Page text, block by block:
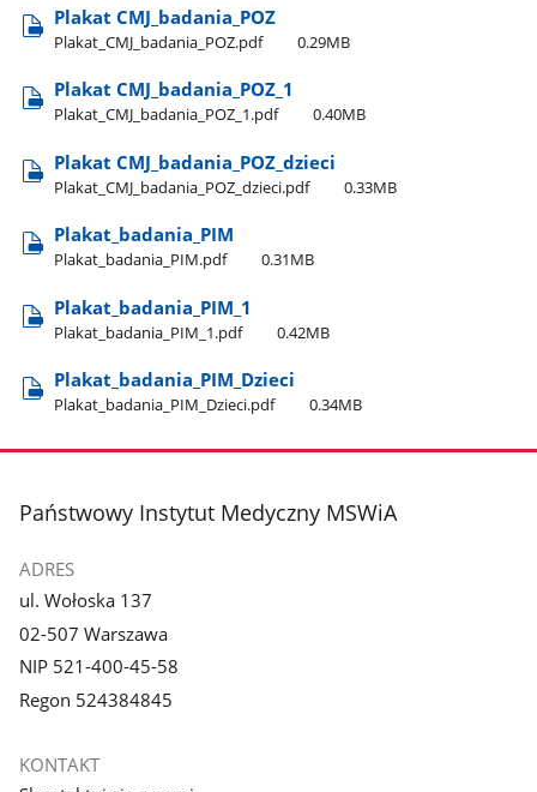
Plakat CMJ​_badania​_POZ
Plakat​_CMJ​_badania​_POZ.pdf 0.29MB
Plakat CMJ​_badania​_POZ​_1
Plakat​_CMJ​_badania​_POZ​_1.pdf 0.40MB
Plakat CMJ​_badania​_POZ​_dzieci
Plakat​_CMJ​_badania​_POZ​_dzieci.pdf 0.33MB
Plakat​_badania​_PIM
Plakat​_badania​_PIM.pdf 0.31MB
Plakat​_badania​_PIM​_1
Plakat​_badania​_PIM​_1.pdf 0.42MB
Plakat​_badania​_PIM​_Dzieci
Plakat​_badania​_PIM​_Dzieci.pdf 0.34MB
stopka
Państwowy Instytut Medyczny MSWiA
ADRES
ul. Wołoska 137
02-507 Warszawa
NIP 521-400-45-58
Regon 524384845
KONTAKT